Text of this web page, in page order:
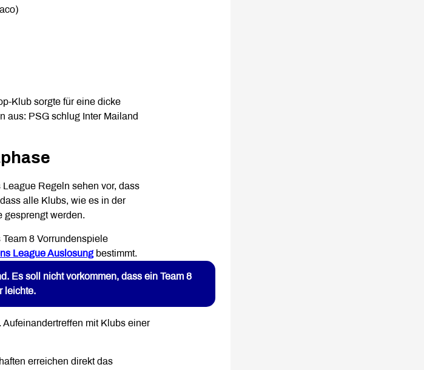
Klub sorgte für eine dicke
aus: PSG schlug Inter Mailand
Regeln sehen vor, dass
alle Klubs, wie es in der
gesprengt werden.
8 Vorrundenspiele
League Auslosungbestimmt.
Es soll nicht vorkommen, dass ein Team 8
leichte.
mit Klubs einer
erreichen direkt das